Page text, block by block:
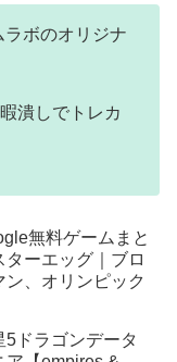
ラボのオリジナ
潰しでトレカ
無料ゲームまと
ーエッグ｜ブロ
、オリンピック
5ドラゴンデータ